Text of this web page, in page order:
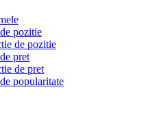
pozitie
de pozitie
pret
de pret
popularitate